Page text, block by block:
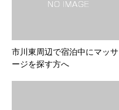
市川東周辺で宿泊中にマッサ
ージを探す方へ